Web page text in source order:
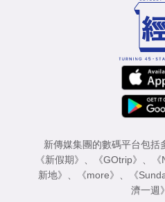
新傳媒集團的數碼平台包括
《新假期》 、 《GOtrip》 、
新地》 、 《more》 、 《
濟一週》